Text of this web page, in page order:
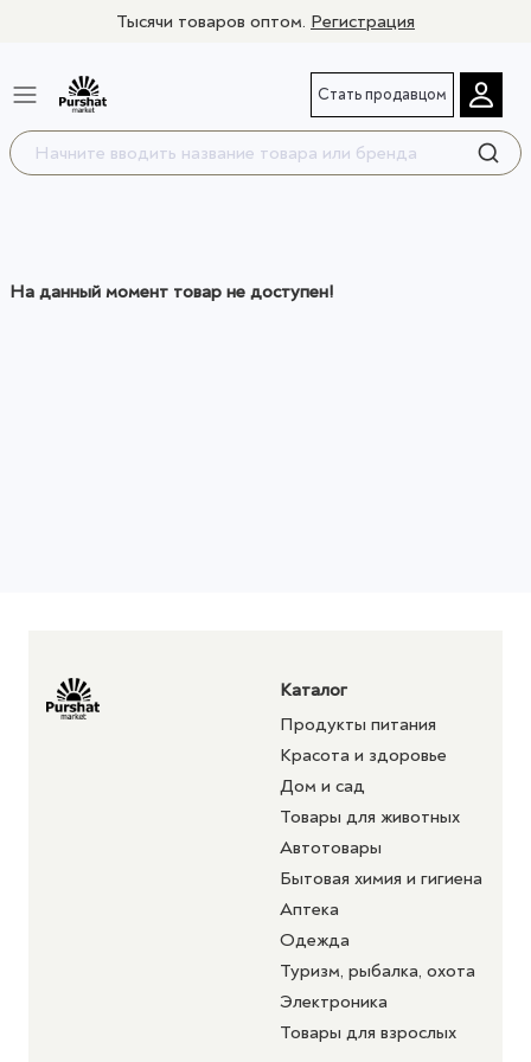
Тысячи товаров оптом. Регистрация
Стать продавцом
На данный момент товар не доступен!
Каталог
Продукты питания
Красота и здоровье
Дом и сад
Товары для животных
Автотовары
Бытовая химия и гигиена
Аптека
Одежда
Туризм, рыбалка, охота
Электроника
Товары для взрослых